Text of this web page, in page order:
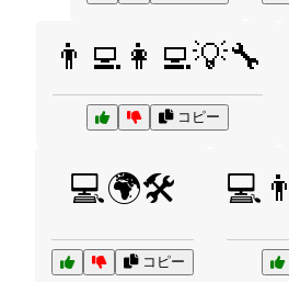
👨‍💻👩‍💻💡🔧
コピー
💻🌍🛠️
コピー